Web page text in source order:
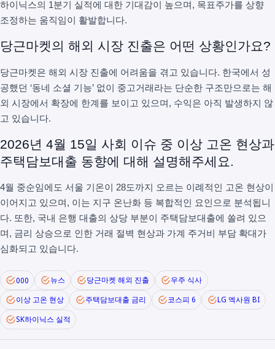
하이닉스의 1분기 실적에 대한 기대감이 높으며, 목표주가를 상향
조정하는 움직임이 활발합니다.
당근마켓의 해외 시장 진출은 어떤 상황인가요?
당근마켓은 해외 시장 진출에 어려움을 겪고 있습니다. 한국에서 성
공했던 ‘동네 소셜 기능’ 없이 중고거래라는 단순한 구조만으로는 해
외 시장에서 확장에 한계를 보이고 있으며, 수익은 아직 발생하지 않
고 있습니다.
2026년 4월 15일 사회 이슈 중 이상 고온 현상과
주택담보대출 동향에 대해 설명해주세요.
4월 중순임에도 서울 기온이 28도까지 오르는 이례적인 고온 현상이
이어지고 있으며, 이는 지구 온난화 등 복합적인 요인으로 분석됩니
다. 또한, 국내 은행 대출의 상당 부분이 주택담보대출에 쏠려 있으
며, 금리 상승으로 인한 거래 절벽 현상과 가계 주거비 부담 확대가
심화되고 있습니다.
000 뉴스 당근마켓 해외 진출
우주 식사
이상 고온 현상
주택담보대출 금리 코스피 6
LG 엑사원 BI
SK하이닉스 실적